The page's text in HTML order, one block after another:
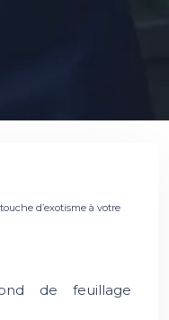
d’exotisme à votre